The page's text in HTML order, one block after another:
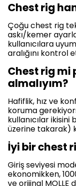
Chest rig
Çoğu chest rig
askı/kemer
kullanıcılara
aralığını kontrol
Chest rig mi
almalıyım?
Hafiflik, hız ve
koruma
kullanıcılar
üzerine takarak)
İyi bir chest
Giriş seviyesi
ekonomikken,
ve orijinal MOLLE